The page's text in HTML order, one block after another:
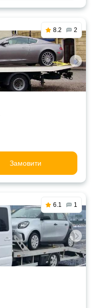
8.2 2
Замовити
6.1 1